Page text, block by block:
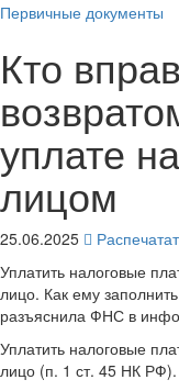
Первичные документы
Кто
уплате
лицом
25.06.2025
Уплатить налоговые
лицо. Как ему
разъяснила ФНС в
Уплатить налоговые
лицо (п. 1 ст. 45 НК РФ).